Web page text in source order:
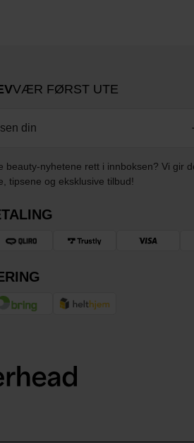
VÆR FØRST UTE
beauty-nyhetene rett i innboksen? Vi gir
tipsene og eksklusive tilbud!